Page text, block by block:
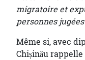
migratoire et
personnes
Même si, avec
Chișinău